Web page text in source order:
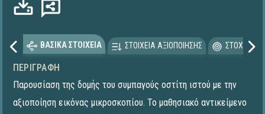
ΒΑΣΙΚΑ ΣΤΟΙΧΕΙΑ ΣΤΟΙΧΕΙΑ ΑΞΙΟΠΟΙΗΣΗΣ
ΠΕΡΙΓΡΑΦΉ
Παρουσίαση της δομής του συμπαγούς οστίτη ιστού με την
αξιοποίηση εικόνας μικροσκοπίου. Το μαθησιακό αντικείμενο